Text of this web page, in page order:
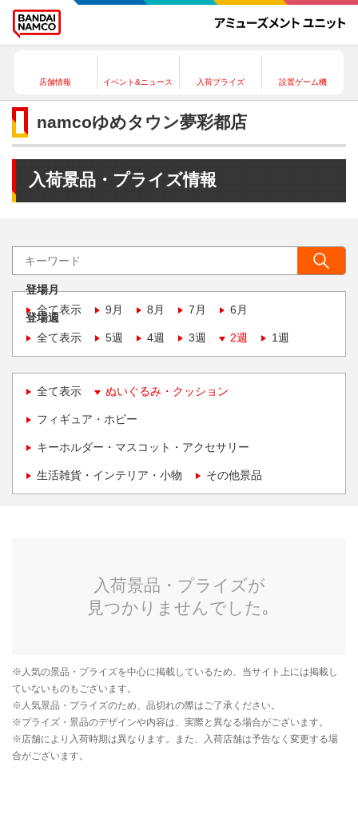
店舗情報 イベント&ニュース 入荷プライズ 設置ゲーム機
namcoゆめタウン夢彩都店
入荷景品・プライズ情報
登場月
全て表示
9月 8月 7月 6月
登場週
全て表示
5週 4週 3週 2週 1週
全て表示 ぬいぐるみ・クッション
フィギュア・ホビー
キーホルダー・マスコット・アクセサリー
生活雑貨・インテリア・小物 その他景品